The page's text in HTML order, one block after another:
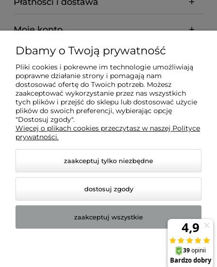
Moje konto
Pomoc
O nas
BADREX FHU S.C. Marcin Fuhl, Robert Fuhl | NIP:
7543081443 | REGON: 161576169
© 2026 badrex-sklep.pl. Wszelkie prawa zastrzeżone.
Sklep internetowy Shoper
Dbamy o Twoją prywatność
Pliki cookies i pokrewne im technologie umożliwiają
poprawne działanie strony i pomagają nam
dostosować ofertę do Twoich potrzeb. Możesz
zaakceptować wykorzystanie przez nas wszystkich
tych plików i przejść do sklepu lub dostosować użycie
plików do swoich preferencji, wybierając opcję
"Dostosuj zgody".
Więcej o plikach cookies przeczytasz w naszej Polityce
prywatności.
zaakceptuj tylko niezbędne
dostosuj zgody
zaakceptuj wszystkie